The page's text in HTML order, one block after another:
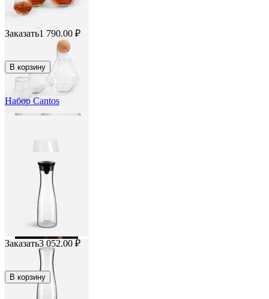
Заказать1 790.00 ₽
В корзину
Набор Cantos
Заказать3 052.00 ₽
В корзину